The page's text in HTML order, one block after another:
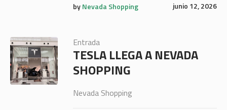
junio 12, 2026
byNevada Shopping
Entrada
TESLA LLEGA A NEVADA
SHOPPING
Nevada Shopping